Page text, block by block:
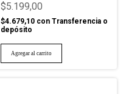
$5.199,00
$4.679,10 con Transferencia o
depósito